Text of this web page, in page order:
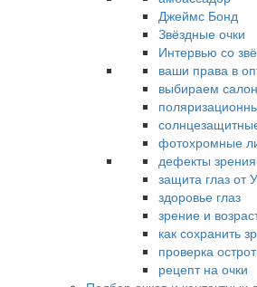
Джеймс Бонд
Звёздные очки
Интервью со
ваши права в
выбираем
фотохромные
дефекты зрения
защита глаз от
здоровье глаз
зрение и
как сохранить
проверка
рецепт на очки